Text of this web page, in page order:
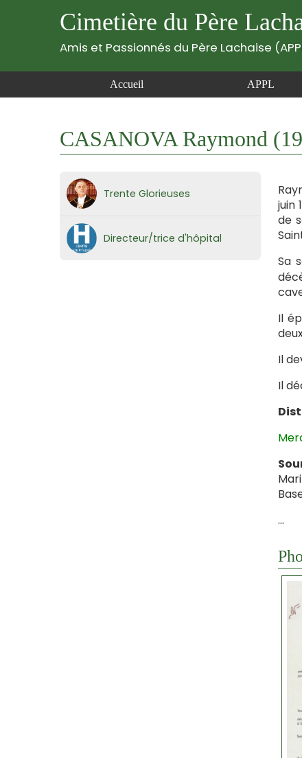
Cimetière du Père
Amis et Passionnés du Père Lachaise
Accueil APPL
CASANOVA Raymond
Trente Glorieuses
Directeur/trice d'hôpital
juin
de
Sa
Il
Il
Il
…